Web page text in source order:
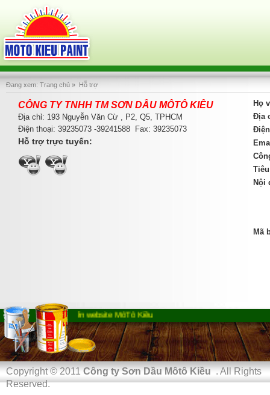
Đang xem: Trang chủ » Hỗ trợ
CÔNG TY TNHH TM SƠN DẦU MÔTÔ KIỀU
Địa chỉ: 193 Nguyễn Văn Cừ , P2, Q5, TPHCM
Điện thoại: 39235073 -39241588 Fax: 39235073
Hỗ trợ trực tuyến:
Họ
Địa
Nội
Mã
Chào mừng bạn đến website MôTô Kiều
Copyright © 2011Công ty Sơn Dầu Môtô Kiều. All Rights
Reserved.